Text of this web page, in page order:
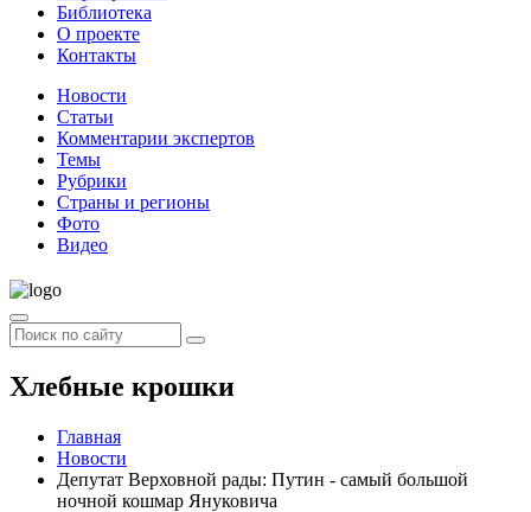
Библиотека
О проекте
Контакты
Новости
Статьи
Комментарии экспертов
Темы
Рубрики
Страны и регионы
Фото
Видео
Хлебные крошки
Главная
Новости
Депутат Верховной рады: Путин - самый большой
ночной кошмар Януковича